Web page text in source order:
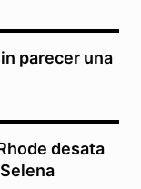
parecer una
desata